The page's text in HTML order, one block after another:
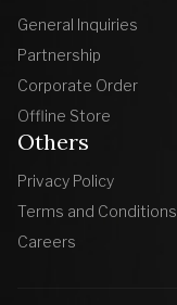
General Inquiries
Partnership
Corporate Order
Offline Store
Others
Privacy Policy
Terms and Conditions
Careers